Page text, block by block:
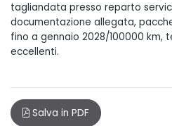
tagliandata presso reparto
documentazione allegata,
fino a gennaio 2028/100000 km,
eccellenti.
Salva in PDF